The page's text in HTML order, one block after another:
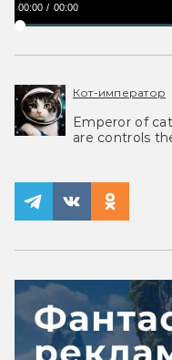
00:00 00:00
Кот-император
Emperor of
are controls